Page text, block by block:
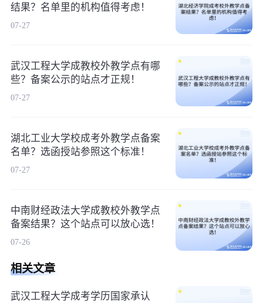
结果？名单里的机构值得考虑！
07-27
武汉工程大学成教校外教学点有哪
些？备案公示的站点才正规！
07-27
湖北工业大学校成考外教学点备案
名单？选函授站参照这个标准！
07-27
中南财经政法大学成教校外教学点
备案结果？这个站点可以放心选！
07-26
相关文章
武汉工程大学成考学历国家承认